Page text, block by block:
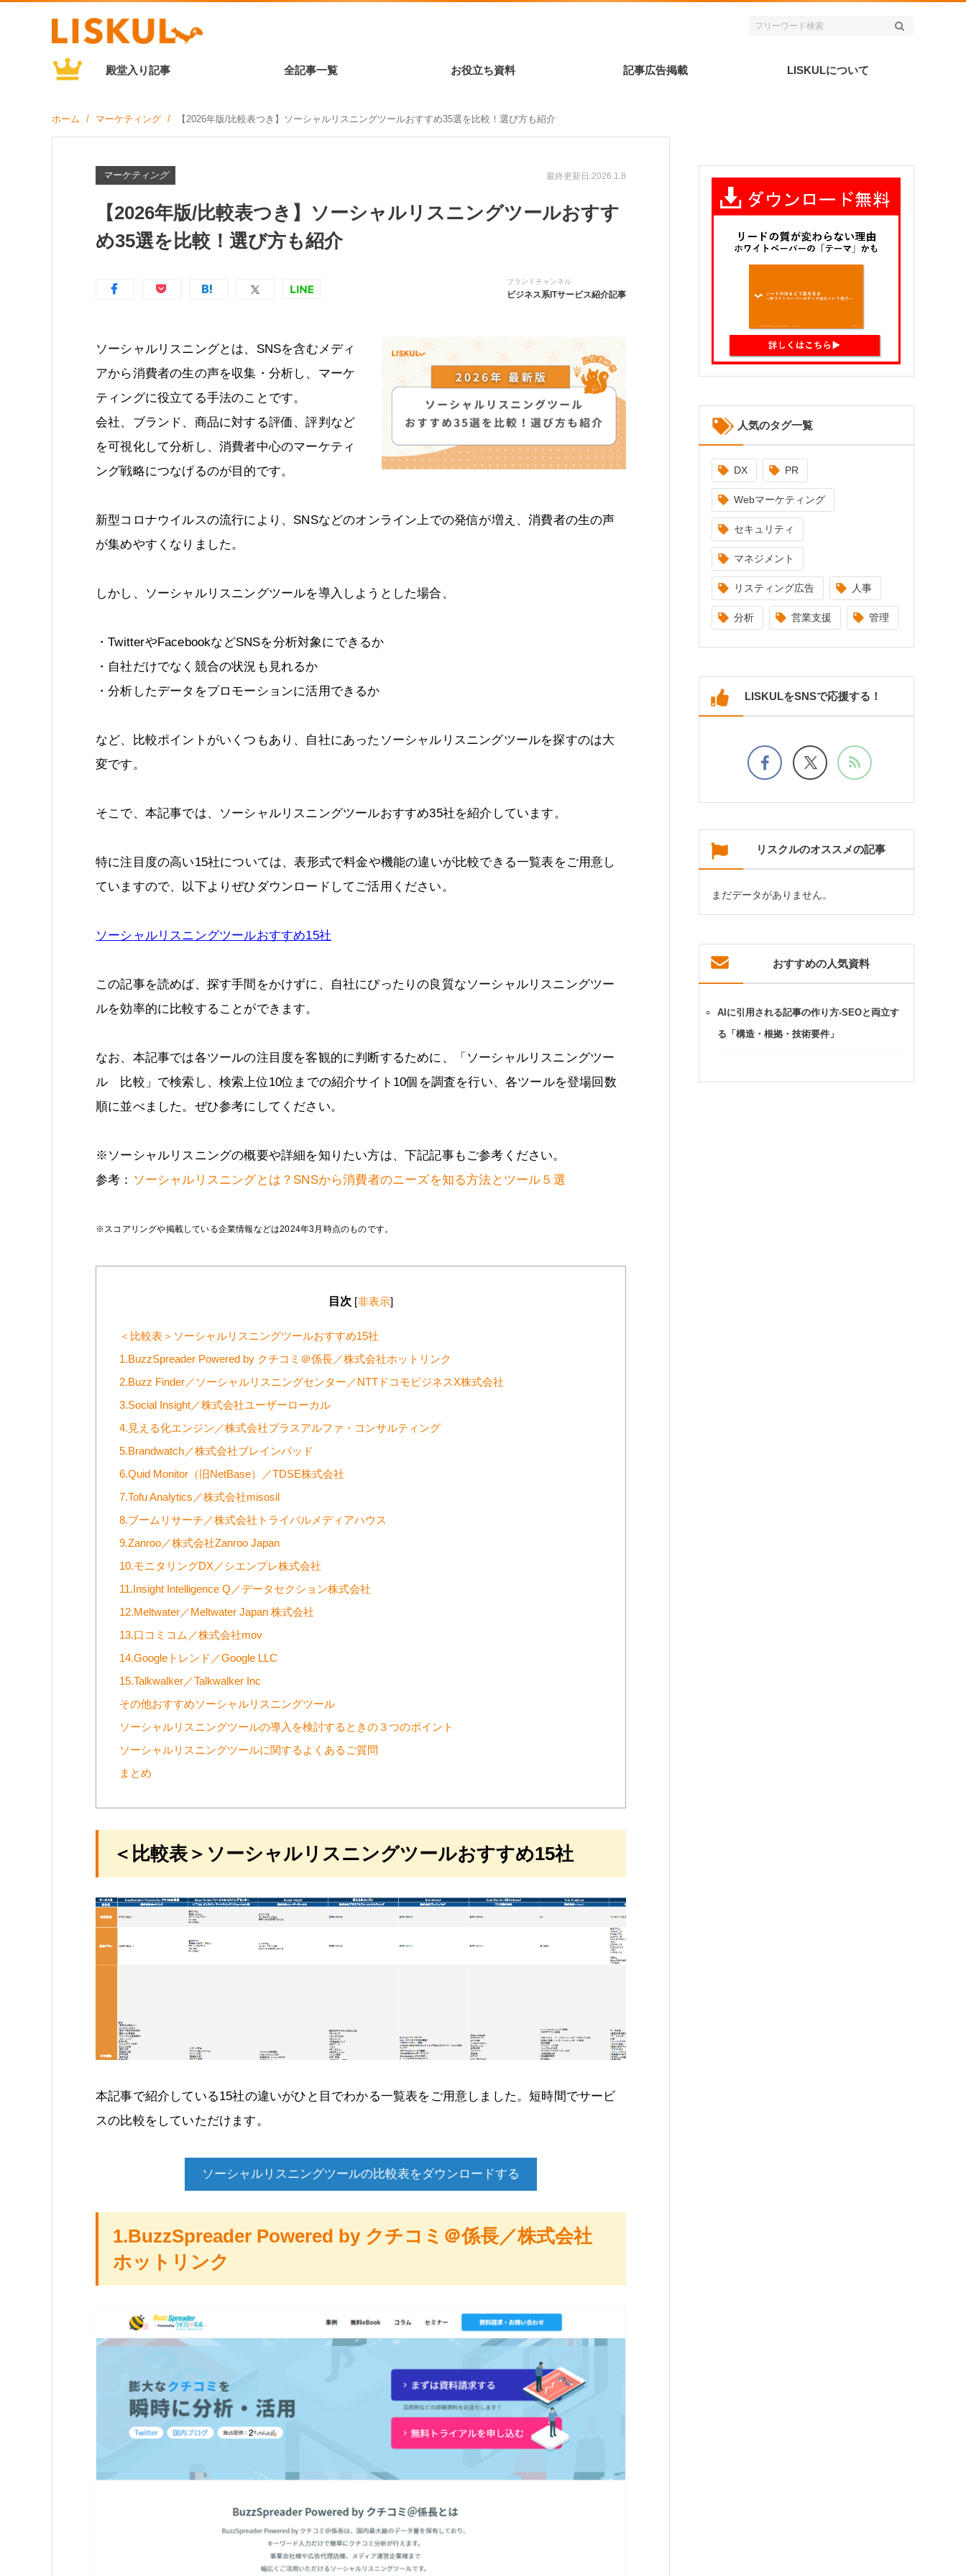
殿堂入り記事 全記事一覧 お役立ち資料 記事広告掲載 LISKULについて
ホーム マーケティング 【2026年版/比較表つき】ソーシャルリスニングツールおすすめ35選を比較！選び方も紹介
マーケティング 最終更新日:2026.1.8
【2026年版/比較表つき】ソーシャルリスニングツールおすす
め35選を比較！選び方も紹介
ブランドチャンネル
ビジネス系ITサービス紹介記事
ソーシャルリスニングとは、SNSを含むメディ
アから消費者の生の声を収集・分析し、マーケ
ティングに役立てる手法のことです。
会社、ブランド、商品に対する評価、評判など
を可視化して分析し、消費者中心のマーケティ
ング戦略につなげるのが目的です。
新型コロナウイルスの流行により、SNSなどのオンライン上での発信が増え、消費者の生の声
が集めやすくなりました。
しかし、ソーシャルリスニングツールを導入しようとした場合、
・TwitterやFacebookなどSNSを分析対象にできるか
・自社だけでなく競合の状況も見れるか
・分析したデータをプロモーションに活用できるか
など、比較ポイントがいくつもあり、自社にあったソーシャルリスニングツールを探すのは大
変です。
そこで、本記事では、ソーシャルリスニングツールおすすめ35社を紹介しています。
特に注目度の高い15社については、表形式で料金や機能の違いが比較できる一覧表をご用意し
ていますので、以下よりぜひダウンロードしてご活用ください。
ソーシャルリスニングツールおすすめ15社
この記事を読めば、探す手間をかけずに、自社にぴったりの良質なソーシャルリスニングツー
ルを効率的に比較することができます。
なお、本記事では各ツールの注目度を客観的に判断するために、「ソーシャルリスニングツー
ル 比較」で検索し、検索上位10位までの紹介サイト10個を調査を行い、各ツールを登場回数
順に並べました。ぜひ参考にしてください。
※ソーシャルリスニングの概要や詳細を知りたい方は、下記記事もご参考ください。
参考： ソーシャルリスニングとは？SNSから消費者のニーズを知る方法とツール５選
※スコアリングや掲載している企業情報などは2024年3月時点のものです。
目次 [非表示]
＜比較表＞ソーシャルリスニングツールおすすめ15社
1.BuzzSpreader Powered by クチコミ＠係長／株式会社ホットリンク
2.Buzz Finder／ソーシャルリスニングセンター／NTTドコモビジネスX株式会社
3.Social Insight／株式会社ユーザーローカル
4.見える化エンジン／株式会社プラスアルファ・コンサルティング
5.Brandwatch／株式会社ブレインパッド
6.Quid Monitor（旧NetBase）／TDSE株式会社
7.Tofu Analytics／株式会社misosil
8.ブームリサーチ／株式会社トライバルメディアハウス
9.Zanroo／株式会社Zanroo Japan
10.モニタリングDX／シエンプレ株式会社
11.Insight Intelligence Q／データセクション株式会社
12.Meltwater／Meltwater Japan 株式会社
13.口コミコム／株式会社mov
14.Googleトレンド／Google LLC
15.Talkwalker／Talkwalker Inc
その他おすすめソーシャルリスニングツール
ソーシャルリスニングツールの導入を検討するときの３つのポイント
ソーシャルリスニングツールに関するよくあるご質問
まとめ
＜比較表＞ソーシャルリスニングツールおすすめ15社
本記事で紹介している15社の違いがひと目でわかる一覧表をご用意しました。短時間でサービ
スの比較をしていただけます。
ソーシャルリスニングツールの比較表をダウンロードする
1.BuzzSpreader Powered by クチコミ＠係長／株式会社
ホットリンク
人気のタグ一覧
DX PR
Webマーケティング
セキュリティ
マネジメント
リスティング広告 人事
分析 営業支援 管理
LISKULをSNSで応援する！
リスクルのオススメの記事
まだデータがありません。
おすすめの人気資料
AIに引用される記事の作り方-SEOと両立す
る「構造・根拠・技術要件」